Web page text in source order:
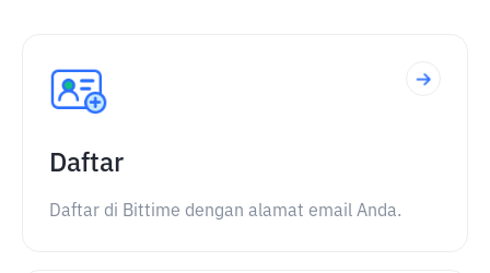
Daftar
Daftar di Bittime dengan alamat email Anda.